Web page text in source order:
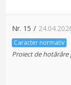
Nr. 15 /
Caracter normativ
Proiect de hotărâre